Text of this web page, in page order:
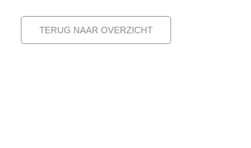
TERUG NAAR OVERZICHT